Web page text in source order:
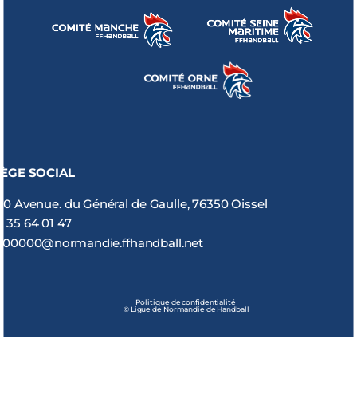
SOCIAL
Avenue. du Général de Gaulle, 76350 Oissel
35 64 01 47
Politique de confidentialité
© Ligue de Normandie de Handball